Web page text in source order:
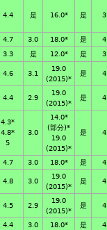
4.4 是 16.0* 是
4.7 3.0 18.0* 是
3.3 是 12.0* 是
4.6 3.1
19.0
(2015)*
是
4.4 2.9
19.0
(2015)*
是
4.3*
4.8*
5
3.0
14.0*
(部分)*
19.0
(2015)*
是
4.7 3.0 18.0* 是
4.8 3.0
19.0
(2015)*
是
4.5 2.9
19.0
(2015)*
是
4.4 3.0 18.0* 是